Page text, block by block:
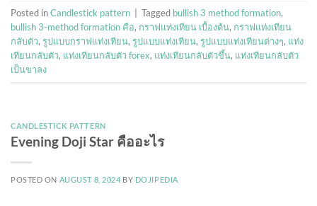
Posted inCandlestick pattern Tagged bullish 3 method formation,
bullish 3-method formation คือ, กราฟแท่งเทียน เบื้องต้น, กราฟแท่งเทียน
กลับตัว, รูปแบบกราฟแท่งเทียน, รูปแบบแท่งเทียน, รูปแบบแท่งเทียนต่างๆ, แท่ง
เทียนกลับตัว, แท่งเทียนกลับตัว forex, แท่งเทียนกลับตัวขึ้น, แท่งเทียนกลับตัว
เป็นขาลง
CANDLESTICK PATTERN
Evening Doji Star คืออะไร
POSTED ON AUGUST 8, 2024 BY DOJIPEDIA